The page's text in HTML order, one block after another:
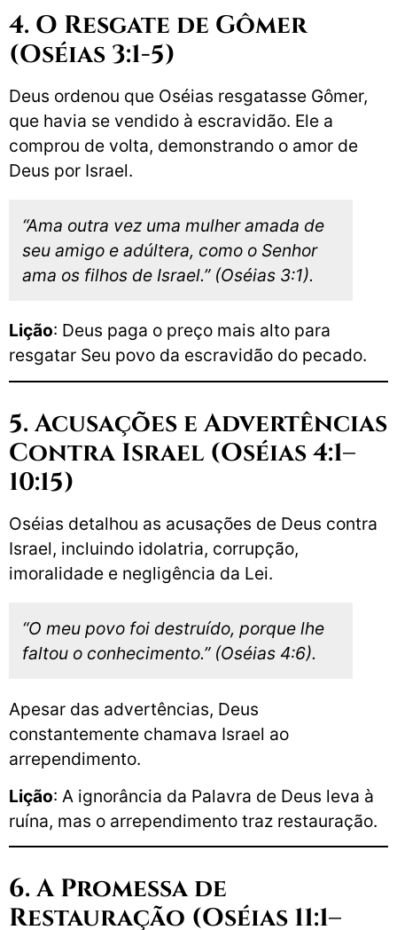
4. O Resgate de Gômer
(Oséias 3:1-5)
Deus ordenou que Oséias resgatasse Gômer,
que havia se vendido à escravidão. Ele a
comprou de volta, demonstrando o amor de
Deus por Israel.
“Ama outra vez uma mulher amada de
seu amigo e adúltera, como o Senhor
ama os filhos de Israel.” (Oséias 3:1).
Lição: Deus paga o preço mais alto para
resgatar Seu povo da escravidão do pecado.
5. Acusações e Advertências
Contra Israel (Oséias 4:1–
10:15)
Oséias detalhou as acusações de Deus contra
Israel, incluindo idolatria, corrupção,
imoralidade e negligência da Lei.
“O meu povo foi destruído, porque lhe
faltou o conhecimento.” (Oséias 4:6).
Apesar das advertências, Deus
constantemente chamava Israel ao
arrependimento.
Lição: A ignorância da Palavra de Deus leva à
ruína, mas o arrependimento traz restauração.
6. A Promessa de
Restauração (Oséias 11:1–